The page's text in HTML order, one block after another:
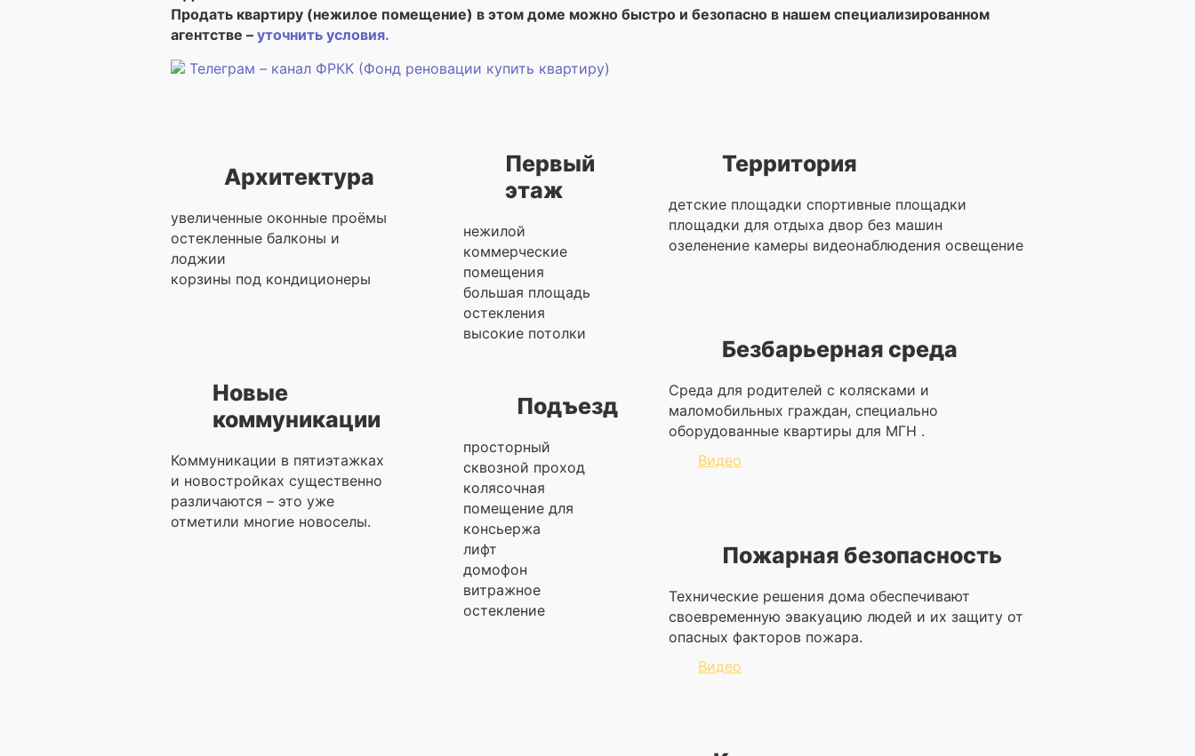
Продать квартиру (нежилое помещение) в этом доме можно быстро и безопасно в нашем специализированном
агентстве – уточнить условия.
Телеграм – канал ФРКК (Фонд реновации купить квартиру)
Архитектура
увеличенные оконные проёмы
остекленные балконы и
лоджии
корзины под кондиционеры
Первый
этаж
нежилой
коммерческие
помещения
большая площадь
остекления
высокие потолки
Новые
коммуникации
Коммуникации в пятиэтажках
и новостройках существенно
различаются – это уже
отметили многие новоселы.
Подъезд
просторный
сквозной проход
колясочная
помещение для
консьержа
лифт
домофон
витражное
остекление
Территория
детские площадки спортивные площадки
площадки для отдыха двор без машин
озеленение камеры видеонаблюдения освещение
Безбарьерная среда
Cреда для родителей с колясками и
маломобильных граждан, специально
оборудованные квартиры для МГН .
Видео
Пожарная безопасность
Технические решения дома обеспечивают
своевременную эвакуацию людей и их защиту от
опасных факторов пожара.
Видео